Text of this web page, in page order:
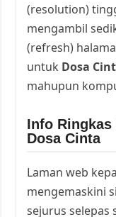
(resolution)
mengambil
(refresh)
untuk Dosa
mahupun
Info Ringkas
Dosa Cinta
Laman web
mengemaskini
sejurus selepas